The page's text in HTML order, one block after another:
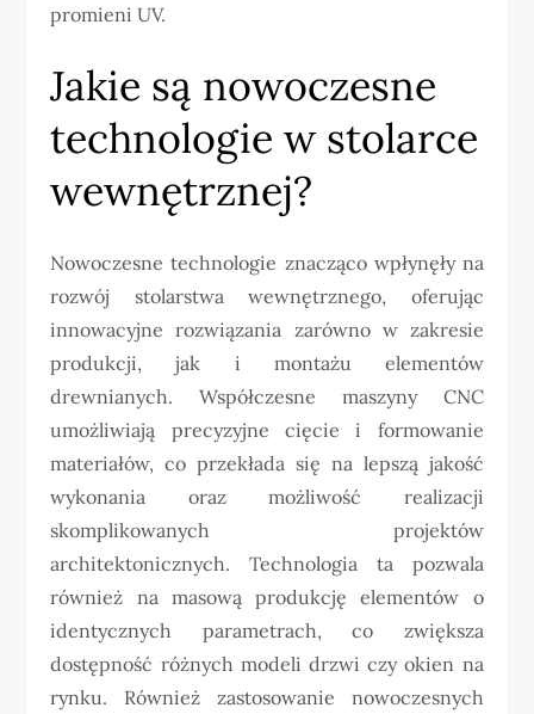
promieni UV.
Jakie są nowoczesne
technologie w stolarce
wewnętrznej?
Nowoczesne technologie znacząco wpłynęły na
rozwój stolarstwa wewnętrznego, oferując
innowacyjne rozwiązania zarówno w zakresie
produkcji, jak i montażu elementów
drewnianych. Współczesne maszyny CNC
umożliwiają precyzyjne cięcie i formowanie
materiałów, co przekłada się na lepszą jakość
wykonania oraz możliwość realizacji
skomplikowanych projektów
architektonicznych. Technologia ta pozwala
również na masową produkcję elementów o
identycznych parametrach, co zwiększa
dostępność różnych modeli drzwi czy okien na
rynku. Również zastosowanie nowoczesnych